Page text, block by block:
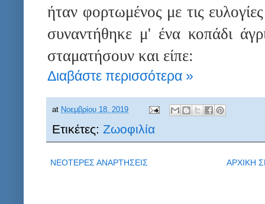
ήταν φορτωμένος με τις
συναντήθηκε μ' ένα κοπάδι
σταματήσουν και είπε:
Διαβάστε περισσότερα »
at Νοεμβρίου 18, 2019
Ετικέτες: Ζωοφιλία
ΝΕΟΤΕΡΕΣ ΑΝΑΡΤΗΣΕΙΣ ΑΡΧΙΚΗ